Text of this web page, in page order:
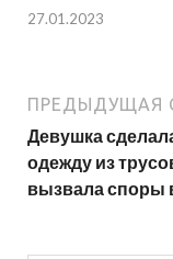
27.01.2023
ПРЕДЫДУЩАЯ
Девушка
одежду из
вызвала споры